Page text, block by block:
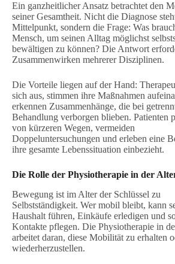
Ein ganzheitlicher Ansatz betrachtet den
seiner Gesamtheit. Nicht die Diagnose
Mittelpunkt, sondern die Frage: Was
Mensch, um seinen Alltag möglichst
bewältigen zu können? Die Antwort
Zusammenwirken mehrerer Disziplinen.
Die Vorteile liegen auf der Hand:
sich aus, stimmen ihre Maßnahmen
erkennen Zusammenhänge, die bei
Behandlung verborgen blieben. Patienten
von kürzeren Wegen, vermeiden
Doppeluntersuchungen und erleben eine
ihre gesamte Lebenssituation einbezieht.
Die Rolle der Physiotherapie in der
Bewegung ist im Alter der Schlüssel zu
Selbstständigkeit. Wer mobil bleibt, kann
Haushalt führen, Einkäufe erledigen und
Kontakte pflegen. Die Physiotherapie in
arbeitet daran, diese Mobilität zu erhalten
wiederherzustellen.